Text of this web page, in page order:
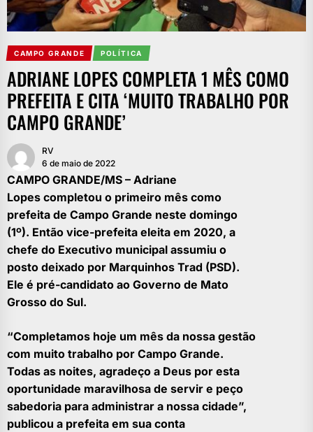
CAMPO GRANDE POLÍTICA
ADRIANE LOPES COMPLETA 1 MÊS COMO
PREFEITA E CITA ‘MUITO TRABALHO POR
CAMPO GRANDE’
RV
6 de maio de 2022
CAMPO GRANDE/MS – Adriane
Lopes completou o primeiro mês como
prefeita de Campo Grande neste domingo
(1º). Então vice-prefeita eleita em 2020, a
chefe do Executivo municipal assumiu o
posto deixado por Marquinhos Trad (PSD).
Ele é pré-candidato ao Governo de Mato
Grosso do Sul.
“Completamos hoje um mês da nossa gestão
com muito trabalho por Campo Grande.
Todas as noites, agradeço a Deus por esta
oportunidade maravilhosa de servir e peço
sabedoria para administrar a nossa cidade”,
publicou a prefeita em sua conta